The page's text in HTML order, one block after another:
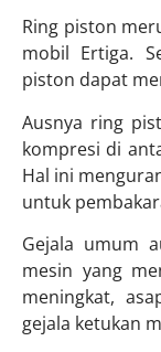
Ring piston
mobil Ertiga.
piston dapat
Ausnya ring
kompresi di
Hal ini
untuk
Gejala umum
mesin yang
meningkat,
gejala ketukan